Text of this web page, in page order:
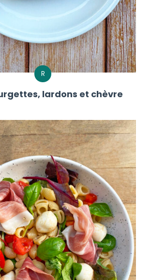
R
lardons et chèvre